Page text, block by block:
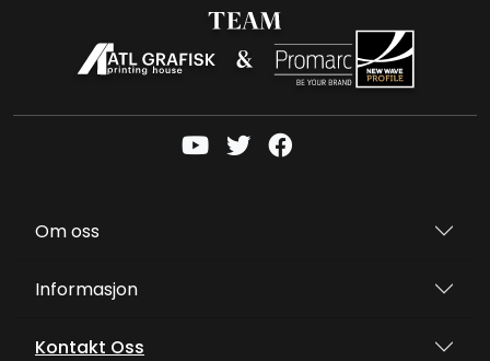
Om oss
Informasjon
Kontakt Oss